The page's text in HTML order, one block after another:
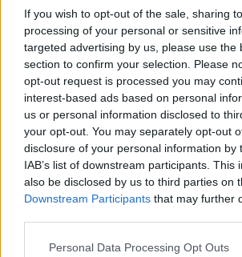
If you wish to opt-out of the sale, sharing
processing of your personal or sensitive
targeted advertising by us, please use the
section to confirm your selection. Please
opt-out request is processed you may
interest-based ads based on personal
us or personal information disclosed to
your opt-out. You may separately opt-out
disclosure of your personal information by
IAB’s list of downstream participants. This
also be disclosed by us to third parties on
Downstream Participants that may further
Please note that this website/app uses
Personal Data Processing Opt Outs
5. Máj- vagy
mellett
A máj és a vese segít a szervezetnek a
feldolgozásában, valamint a
kiválasztásában. Ha ezek a szervek nem
purin és a zsírosabb ételek extra terhet
ronthatja a tüneteket, vagy növelheti a
esélyét. Ilyen esetben általában a
emészthető fehérjeforrások a jobb